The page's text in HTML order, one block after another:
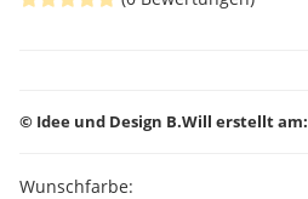
© Idee und Design B.Will erstellt am:
Wunschfarbe: